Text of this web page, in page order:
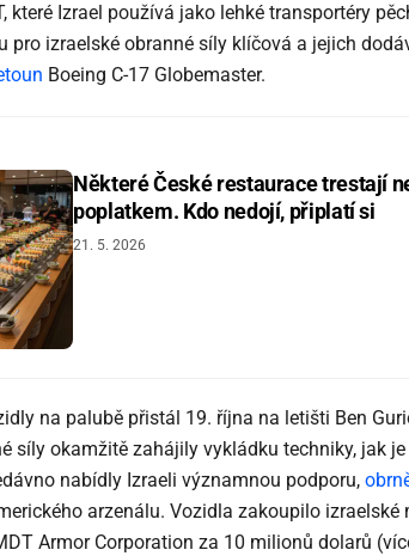
které Izrael používá jako lehké transportéry
pro izraelské obranné síly klíčová a jejich
Boeing C-17 Globemaster.
Některé České restaurace trestají
poplatkem. Kdo nedojí, připlatí si
21. 5. 2026
na palubě přistál 19. října na letišti Ben
síly okamžitě zahájily vykládku techniky, jak
nabídly Izraeli významnou podporu,
arzenálu. Vozidla zakoupilo
Armor Corporation za 10 milionů dolarů